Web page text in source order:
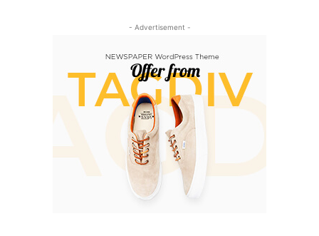
- Advertisement -